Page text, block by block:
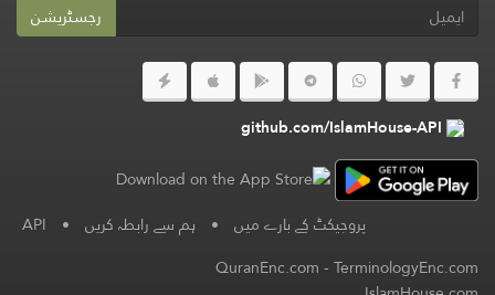
رجسٹریشن
github.com/IslamHouse-API
پروجیکٹ کے بارے میں • ہم سے رابطہ کریں •
API
QuranEnc.com-TerminologyEnc.com